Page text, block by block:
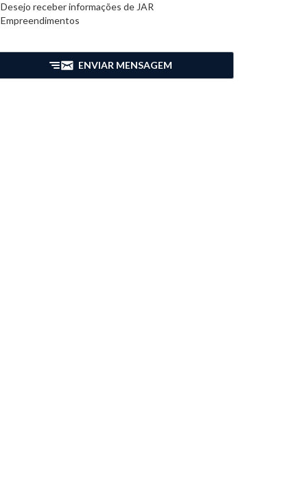
Desejo receber informações de JAR
Empreendimentos
ENVIAR MENSAGEM